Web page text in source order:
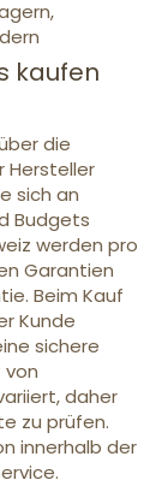
kaufen
die
Hersteller
sich an
Budgets
werden pro
Garantien
Beim Kauf
Kunde
sichere
von
daher
zu prüfen.
innerhalb der